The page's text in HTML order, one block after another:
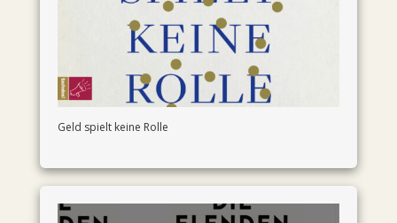
Geld spielt keine Rolle